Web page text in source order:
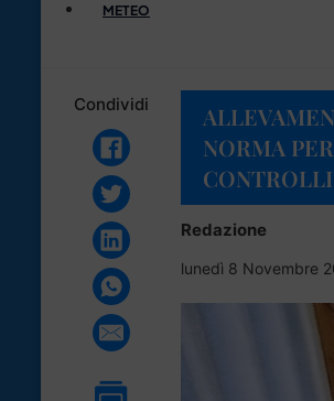
METEO
Condividi
NORMA
Redazione
lunedì 8 Novembre